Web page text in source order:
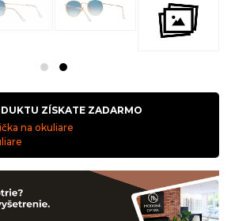
ZÍSKATE ZADARMO
na okuliare